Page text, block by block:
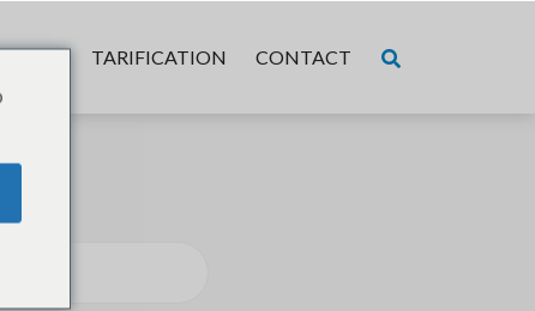
DE TARIFICATION CONTACT